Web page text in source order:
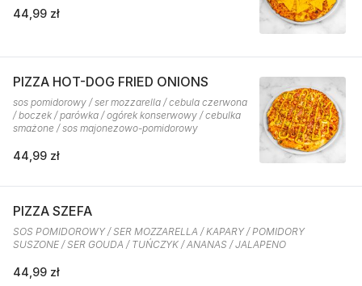
44,99 zł
PIZZA HOT-DOG FRIED ONIONS
sos pomidorowy / ser mozzarella / cebula czerwona
/ boczek / parówka / ogórek konserwowy / cebulka
smażone / sos majonezowo-pomidorowy
44,99 zł
PIZZA SZEFA
SOS POMIDOROWY / SER MOZZARELLA / KAPARY / POMIDORY
SUSZONE / SER GOUDA / TUŃCZYK / ANANAS / JALAPENO
44,99 zł